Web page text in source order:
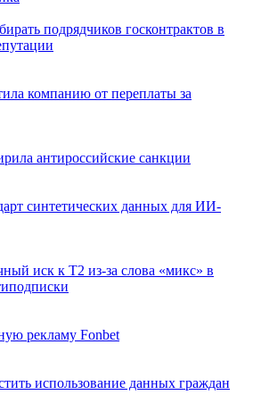
подрядчиков госконтрактов в
компанию от переплаты за
антироссийские санкции
синтетических данных для ИИ-
иск к Т2 из-за слова «микс» в
рекламу Fonbet
использование данных граждан